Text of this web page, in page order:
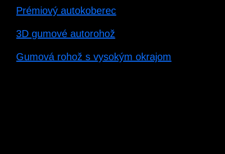
Prémiový autokoberec
3D gumové autorohož
Gumová rohož s vysokým okrajom